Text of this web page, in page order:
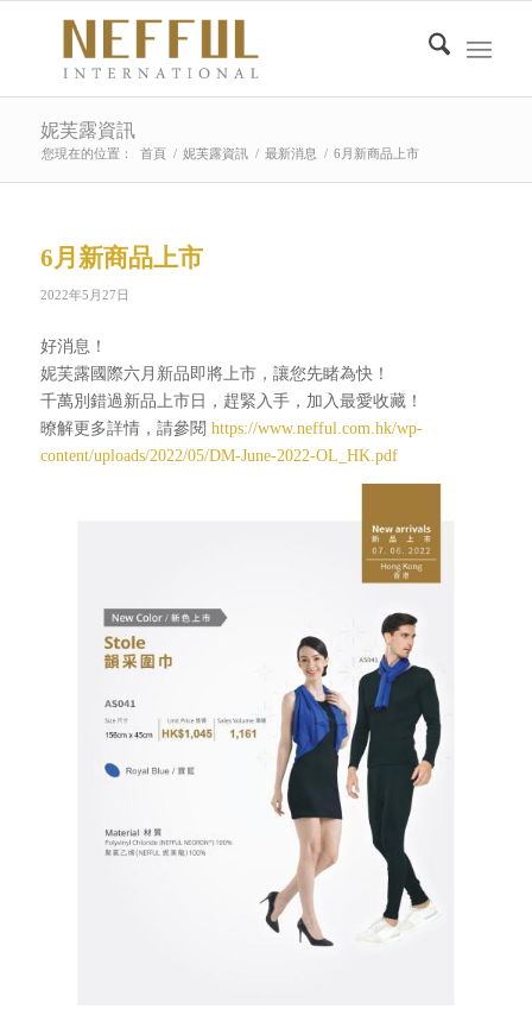
妮芙露資訊
您現在的位置： 首頁 / 妮芙露資訊 / 最新消息 / 6月新商品上市
6月新商品上市
2022年5月27日
好消息！
妮芙露國際六月新品即將上市，讓您先睹為快！
千萬別錯過新品上市日，趕緊入手，加入最愛收藏！
暸解更多詳情，請參閱 https://www.nefful.com.hk/wp-
content/uploads/2022/05/DM-June-2022-OL_HK.pdf